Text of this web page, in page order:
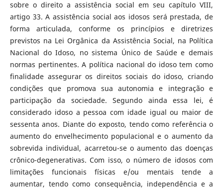
sobre o direito a assistência social em seu capítulo VIII,
artigo 33. A assistência social aos idosos será prestada, de
forma articulada, conforme os princípios e diretrizes
previstos na Lei Orgânica da Assistência Social, na Política
Nacional do Idoso, no sistema Único de Saúde e demais
normas pertinentes. A política nacional do idoso tem como
finalidade assegurar os direitos sociais do idoso, criando
condições que promova sua autonomia e integração e
participação da sociedade. Segundo ainda essa lei, é
considerado idoso a pessoa com idade igual ou maior de
sessenta anos. Diante do exposto, tendo como referência o
aumento do envelhecimento populacional e o aumento da
sobrevida individual, acarretou-se o aumento das doenças
crônico-degenerativas. Com isso, o número de idosos com
limitações funcionais físicas e/ou mentais tende a
aumentar, tendo como consequência, independência e a